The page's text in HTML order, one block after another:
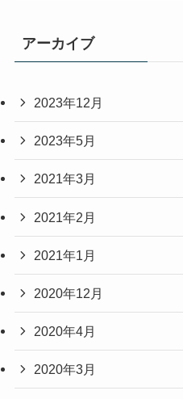
アーカイブ
2023年12月
2023年5月
2021年3月
2021年2月
2021年1月
2020年12月
2020年4月
2020年3月